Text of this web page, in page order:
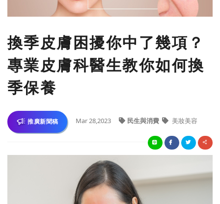
換季皮膚困擾你中了幾項？
專業皮膚科醫生教你如何換
季保養
推廣新聞稿 Mar 28,2023 民生與消費 美妝美容